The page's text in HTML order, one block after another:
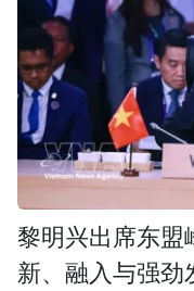
黎明兴出席东盟
新、融入与强劲